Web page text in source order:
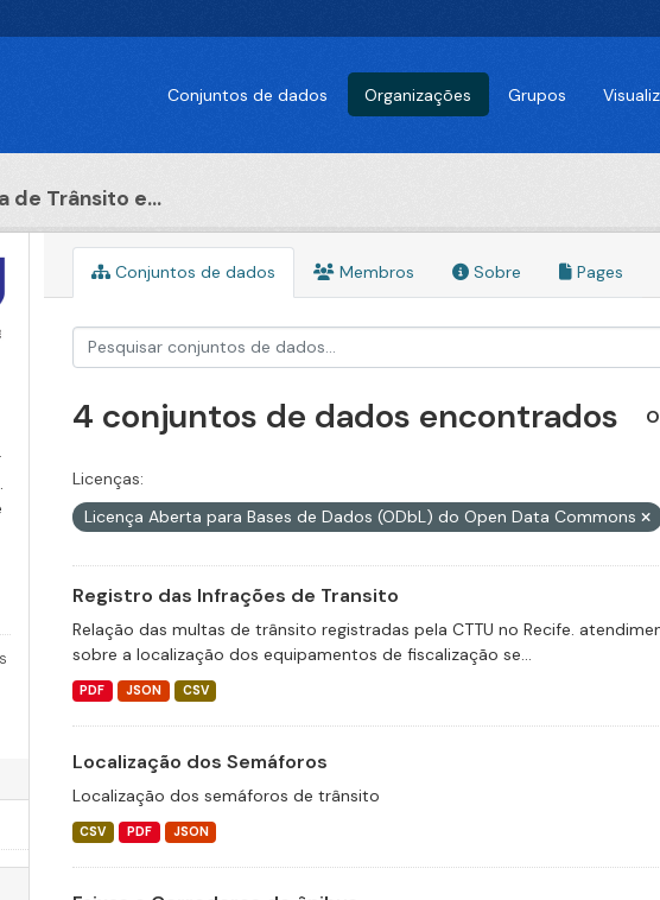
Conjuntos de dados Organizações Grupos
de Trânsito e...
Conjuntos de dados Membros Sobre Pages
4 conjuntos de dados encontrados
Licenças:
Licença Aberta para Bases de Dados (ODbL) do Open Data Commons
Registro das Infrações de Transito
Relação das multas de trânsito registradas pela CTTU no Recife.
sobre a localização dos equipamentos de fiscalização se...
PDF JSON CSV
Localização dos Semáforos
Localização dos semáforos de trânsito
CSV PDF JSON